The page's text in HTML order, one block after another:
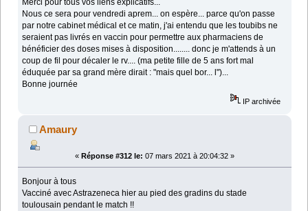
Merci pour tous vos liens explicatifs...
Nous ce sera pour vendredi aprem... on espère... parce qu'on passe
par notre cabinet médical et ce matin, j'ai entendu que les toubibs ne
seraient pas livrés en vaccin pour permettre aux pharmaciens de
bénéficier des doses mises à disposition........ donc je m'attends à un
coup de fil pour décaler le rv.... (ma petite fille de 5 ans fort mal
éduquée par sa grand mère dirait : "mais quel bor... l")...
Bonne journée
IP archivée
Amaury
« Réponse #312 le: 07 mars 2021 à 20:04:32 »
Bonjour à tous
Vacciné avec Astrazeneca hier au pied des gradins du stade
toulousain pendant le match !!